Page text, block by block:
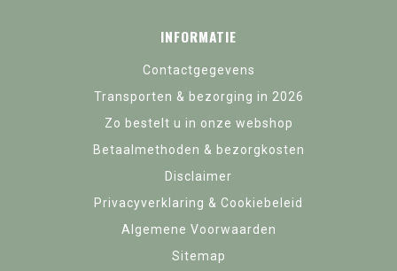
INFORMATIE
Contactgegevens
Transporten & bezorging in 2026
Zo bestelt u in onze webshop
Betaalmethoden & bezorgkosten
Disclaimer
Privacyverklaring & Cookiebeleid
Algemene Voorwaarden
Sitemap